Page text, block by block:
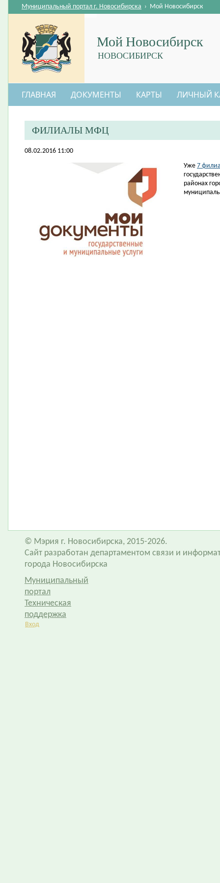
Мой Новосибирск
НОВОСИБИРСК
Муниципальный портал г. Новосибирска › Мой Новосибирск
ГЛАВНАЯ ДОКУМЕНТЫ КАРТЫ ЛИЧНЫЙ
ФИЛИАЛЫ МФЦ
08.02.2016 11:00
​Уже 7
районах
© Мэрия г. Новосибирска, 2015-2026.
Сайт разработан департаментом связи и
города Новосибирска
Муниципальный
портал
Техническая
поддержка
Вход